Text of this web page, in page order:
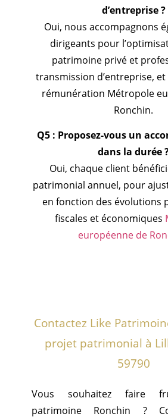
d’entreprise ?
Oui, nous accompagnons
dirigeants pour
patrimoine privé et
transmission d’entreprise,
rémunération Métropole
Ronchin.
Q5 : Proposez-vous un
dans la durée
Oui, chaque client
patrimonial annuel, pour
en fonction des évolutions
fiscales et économiques
européenne de
Contactez Like
projet patrimonial à
59790
Vous souhaitez faire
patrimoine Ronchin ?